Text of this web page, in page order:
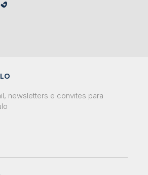
newsletters e convites para